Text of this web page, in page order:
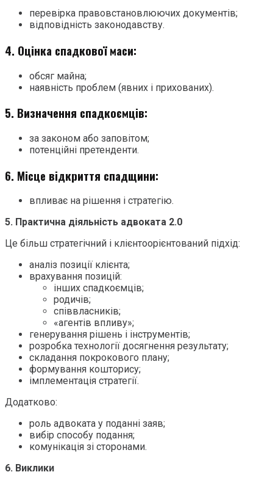
перевірка правовстановлюючих документів;
відповідність законодавству.
4. Оцінка спадкової маси:
обсяг майна;
наявність проблем (явних і прихованих).
5. Визначення спадкоємців:
за законом або заповітом;
потенційні претенденти.
6. Місце відкриття спадщини:
впливає на рішення і стратегію.
5. Практична діяльність адвоката 2.0
Це більш стратегічний і клієнтоорієнтований підхід:
аналіз позиції клієнта;
врахування позицій:
інших спадкоємців;
родичів;
співвласників;
«агентів впливу»;
генерування рішень і інструментів;
розробка технології досягнення результату;
складання покрокового плану;
формування кошторису;
імплементація стратегії.
Додатково:
роль адвоката у поданні заяв;
вибір способу подання;
комунікація зі сторонами.
6. Виклики